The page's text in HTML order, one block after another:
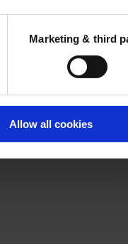
Marketing & third
Allow all cookies
het handmatig
de